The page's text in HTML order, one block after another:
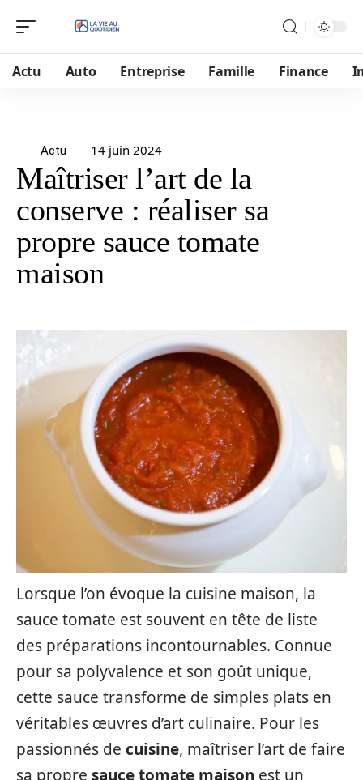
Actu Auto Entreprise Famille Finance
Actu 14 juin 2024
Maîtriser l’art de la
conserve : réaliser sa
propre sauce tomate
maison
Lorsque l’on évoque la cuisine maison, la
sauce tomate est souvent en tête de liste
des préparations incontournables. Connue
pour sa polyvalence et son goût unique,
cette sauce transforme de simples plats en
véritables œuvres d’art culinaire. Pour les
passionnés de cuisine, maîtriser l’art de faire
sa propre sauce tomate maison est un